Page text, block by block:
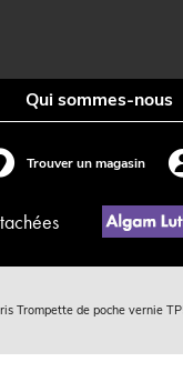
Qui sommes-nous
Trouver un magasin
Trompette de poche vernie